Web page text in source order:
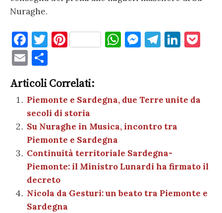
Nuraghe.
F
a
c
e
b
o
o
k
T
te
r
Pi
es
t
W
A
p
p
M
g
er
T
a
m
Li
dI
E
m
ai
l
o
n
di
vi
di
Articoli Correlati:
Piemonte e Sardegna, due Terre unite da
secoli di storia
Su Nuraghe in Musica, incontro tra
Piemonte e Sardegna
Continuità territoriale Sardegna-
Piemonte: il Ministro Lunardi ha firmato il
decreto
Nicola da Gesturi: un beato tra Piemonte e
Sardegna